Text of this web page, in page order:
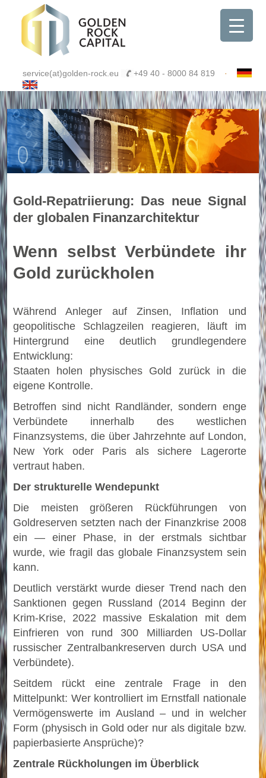
service(at)golden-rock.eu +49 40 - 8000 84 819 ·
Gold-Repatriierung: Das neue Signal
der globalen Finanzarchitektur
Wenn selbst Verbündete ihr
Gold zurückholen
Während Anleger auf Zinsen, Inflation und
geopolitische Schlagzeilen reagieren, läuft im
Hintergrund eine deutlich grundlegendere
Entwicklung:
Staaten holen physisches Gold zurück in die
eigene Kontrolle.
Betroffen sind nicht Randländer, sondern enge
Verbündete innerhalb des westlichen
Finanzsystems, die über Jahrzehnte auf London,
New York oder Paris als sichere Lagerorte
vertraut haben.
Der strukturelle Wendepunkt
Die meisten größeren Rückführungen von
Goldreserven setzten nach der Finanzkrise 2008
ein — einer Phase, in der erstmals sichtbar
wurde, wie fragil das globale Finanzsystem sein
kann.
Deutlich verstärkt wurde dieser Trend nach den
Sanktionen gegen Russland (2014 Beginn der
Krim-Krise, 2022 massive Eskalation mit dem
Einfrieren von rund 300 Milliarden US-Dollar
russischer Zentralbankreserven durch USA und
Verbündete).
Seitdem rückt eine zentrale Frage in den
Mittelpunkt: Wer kontrolliert im Ernstfall nationale
Vermögenswerte im Ausland – und in welcher
Form (physisch in Gold oder nur als digitale bzw.
papierbasierte Ansprüche)?
Zentrale Rückholungen im Überblick